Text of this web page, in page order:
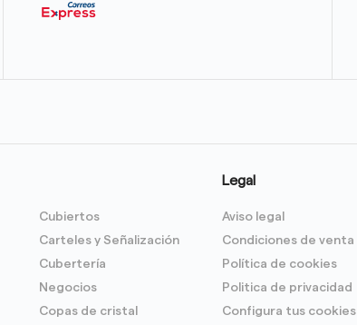
Cubiertos
Carteles y Señalización
Cubertería
Negocios
Copas de cristal
Legal
Aviso legal
Condiciones de venta
Política de cookies
Politica de privacidad
Configura tus cookies